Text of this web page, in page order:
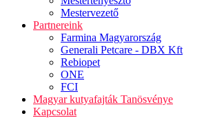
Mestervezető
Partnereink
Farmina Magyarország
Generali Petcare - DBX Kft
Rebiopet
ONE
FCI
Magyar kutyafajták Tanösvénye
Kapcsolat